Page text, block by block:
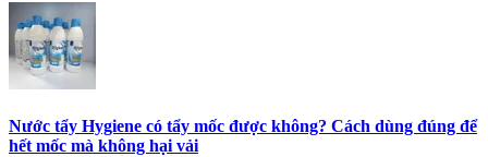
Nước tẩy Hygiene có tẩy mốc được không? Cách dùng đúng để
hết mốc mà không hại vải